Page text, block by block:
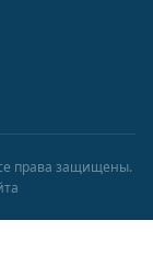
права защищены.